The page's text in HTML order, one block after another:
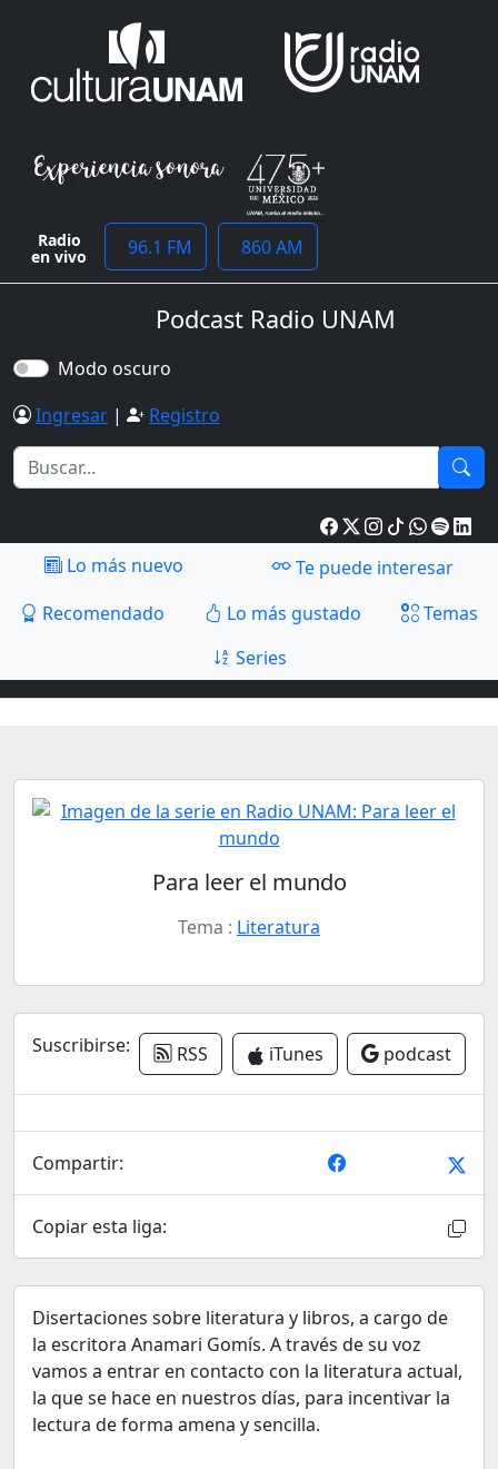
Radio
en vivo 96.1 FM 860 AM
Podcast Radio UNAM
Modo oscuro
Ingresar | Registro
Lo más nuevo
Te puede interesar
Recomendado
Lo más gustado
Temas
Series
Para leer el mundo
Tema : Literatura
Suscribirse: RSS iTunes podcast
Compartir:
Copiar esta liga:
Disertaciones sobre literatura y libros, a cargo de
la escritora Anamari Gomís. A través de su voz
vamos a entrar en contacto con la literatura actual,
la que se hace en nuestros días, para incentivar la
lectura de forma amena y sencilla.